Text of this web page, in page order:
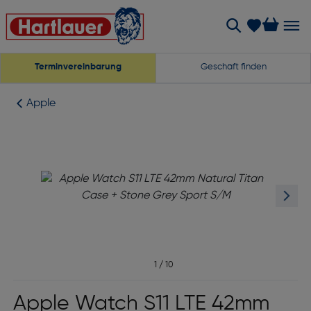
Terminvereinbarung Geschäft finden
Apple
1 / 10
Apple Watch S11 LTE 42mm